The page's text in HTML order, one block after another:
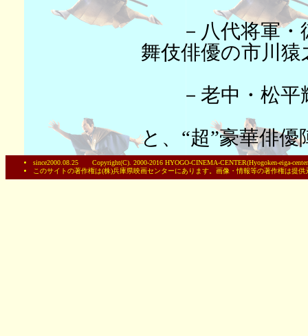
－八代将軍・
舞伎俳優の市川猿
－老中・松平
と、“超”豪華俳優
since2000.08.25 Copyright(C). 2000-2016 HYOGO-CINEMA-CENTER(Hyogoken-eiga-
このサイトの著作権は(株)兵庫県映画センターにあります。画像・情報等の著作権は提